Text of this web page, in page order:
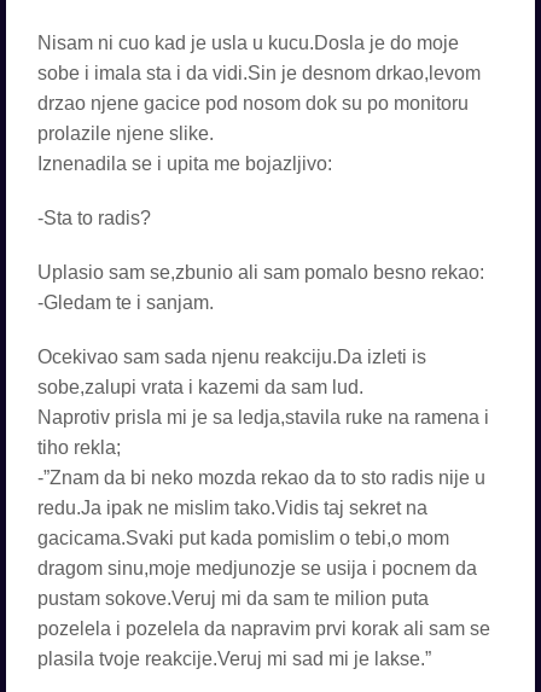
Nisam ni cuo kad je usla u kucu.Dosla je do moje
sobe i imala sta i da vidi.Sin je desnom drkao,levom
drzao njene gacice pod nosom dok su po monitoru
prolazile njene slike.
Iznenadila se i upita me bojazljivo:
-Sta to radis?
Uplasio sam se,zbunio ali sam pomalo besno rekao:
-Gledam te i sanjam.
Ocekivao sam sada njenu reakciju.Da izleti is
sobe,zalupi vrata i kazemi da sam lud.
Naprotiv prisla mi je sa ledja,stavila ruke na ramena i
tiho rekla;
-”Znam da bi neko mozda rekao da to sto radis nije u
redu.Ja ipak ne mislim tako.Vidis taj sekret na
gacicama.Svaki put kada pomislim o tebi,o mom
dragom sinu,moje medjunozje se usija i pocnem da
pustam sokove.Veruj mi da sam te milion puta
pozelela i pozelela da napravim prvi korak ali sam se
plasila tvoje reakcije.Veruj mi sad mi je lakse.”